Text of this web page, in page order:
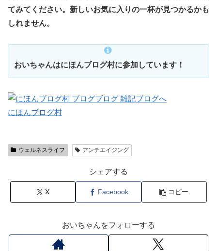
てみてください。新しいお気に入りの一杯が見つかるかも
しれません。
おいちゃんはにほんブログ村に参加しています！
にほんブログ村
ウェルネスライフ アンチエイジング
シェアする
X Facebook コピー
おいちゃんをフォローする